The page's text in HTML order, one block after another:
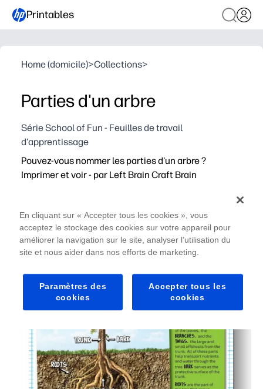
Printables
Home (domicile)>Collections>
Parties d'un arbre
Série School of Fun - Feuilles de travail
d'apprentissage
Pouvez-vous nommer les parties d'un arbre ?
Imprimer et voir - par Left Brain Craft Brain
En cliquant sur « Accepter tous les cookies », vous
acceptez le stockage des cookies sur votre appareil pour
améliorer la navigation sur le site, analyser l’utilisation du
site et nous aider dans nos efforts de marketing.
Paramètres des
cookies
Accepter tous les
cookies